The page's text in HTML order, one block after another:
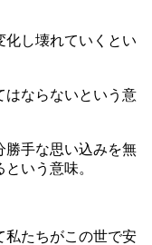
化し壊れていくとい
はならないという意
勝手な思い込みを無
いう意味。
私たちがこの世で安